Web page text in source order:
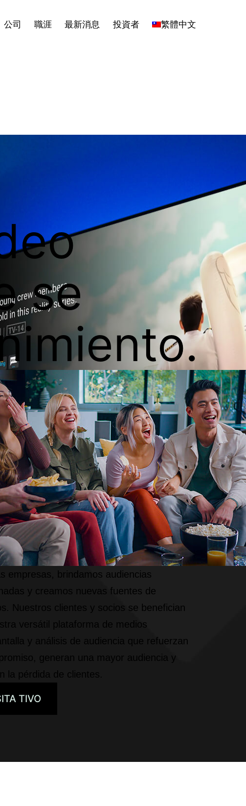
公司 職涯 最新消息 投資者 繁體中文
se
empresas, brindamos audiencias
y creamos nuevas fuentes de
Nuestros clientes y socios se benefician
versátil plataforma de medios
y análisis de audiencia que refuerzan
generan una mayor audiencia y
la pérdida de clientes.
TIVO